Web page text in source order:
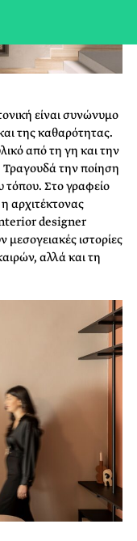
είναι συνώνυμο
της καθαρότητας.
από τη γη και την
Τραγουδά την ποίηση
τόπου. Στο γραφείο
αρχιτέκτονας
designer
ιστορίες
αλλά και τη